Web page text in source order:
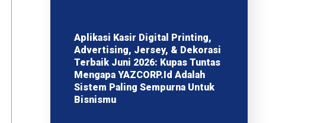
Aplikasi Kasir Digital Printing,
Advertising, Jersey, & Dekorasi
Terbaik Juni 2026: Kupas Tuntas
Mengapa YAZCORP.id Adalah
Sistem Paling Sempurna Untuk
Bisnismu